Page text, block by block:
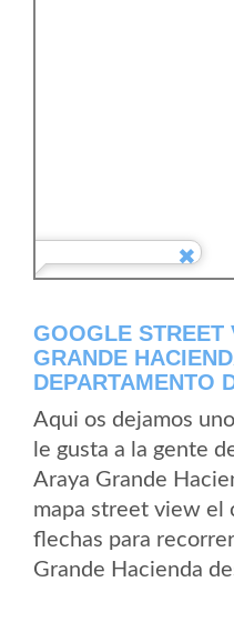
GOOGLE STREET
GRANDE
DEPARTAMENTO
Aqui os dejamos
le gusta a la gente
Araya Grande
mapa street view el
flechas para
Grande Hacienda